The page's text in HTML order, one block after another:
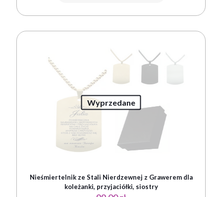
Wyprzedane
Nieśmiertelnik ze Stali Nierdzewnej z Grawerem dla
koleżanki, przyjaciółki, siostry